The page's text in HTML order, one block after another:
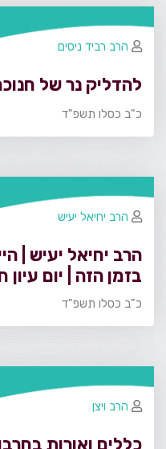
להדליק נר של
כ"ב כסלו תשפ"ד
הרב רביד ניסים
הרב יחיאל יעיש |
בזמן הזה | יום
כ"ב כסלו תשפ"ד
הרב יחיאל יעיש
כללים ואורות
הרב ויצן